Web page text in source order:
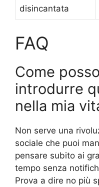
disincantata
FAQ
Come
introdurre
nella mia
Non serve una
sociale che puoi
pensare subito ai
tempo senza
Prova a dire no più